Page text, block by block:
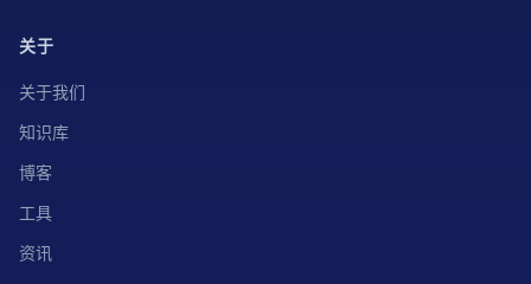
关于
关于我们
知识库
博客
工具
资讯